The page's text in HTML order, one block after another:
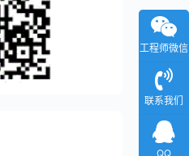
工程师微信
联系我们
QQ